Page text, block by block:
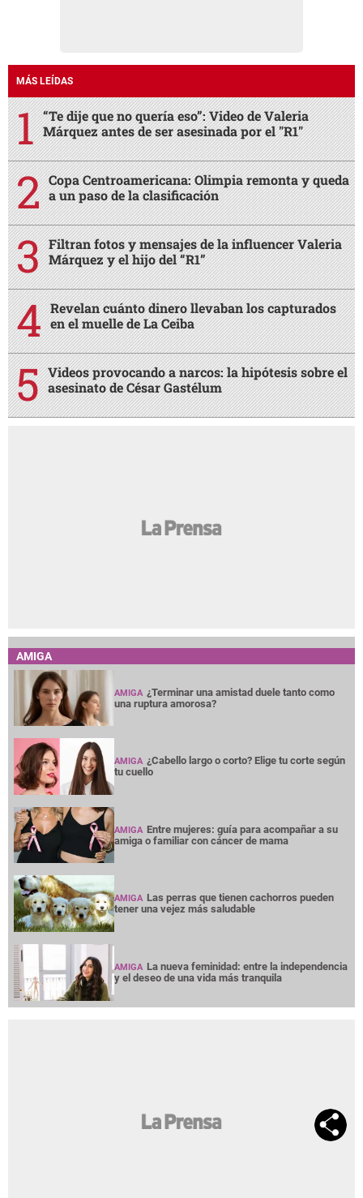
MÁS LEÍDAS
“Te dije que no quería eso”: Video de Valeria
Márquez antes de ser asesinada por el "R1"
Copa Centroamericana: Olimpia remonta y queda
a un paso de la clasificación
Filtran fotos y mensajes de la influencer Valeria
Márquez y el hijo del “R1”
Revelan cuánto dinero llevaban los capturados
en el muelle de La Ceiba
Videos provocando a narcos: la hipótesis sobre el
asesinato de César Gastélum
AMIGA
AMIGA ¿Terminar una amistad duele tanto como
una ruptura amorosa?
AMIGA ¿Cabello largo o corto? Elige tu corte según
tu cuello
AMIGA Entre mujeres: guía para acompañar a su
amiga o familiar con cáncer de mama
AMIGA Las perras que tienen cachorros pueden
tener una vejez más saludable
AMIGA La nueva feminidad: entre la independencia
y el deseo de una vida más tranquila